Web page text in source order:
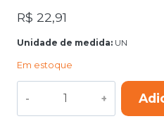
R$ 22,91
Unidade de medida: UN
Em estoque
FLAP
28CLA